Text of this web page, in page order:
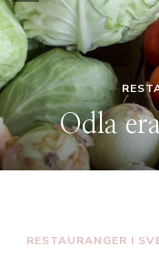
RESTAURANGER I